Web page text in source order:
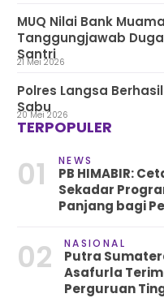
MUQ Nilai Bank
Tanggungjawab
Santri
21 Mei 2026
Polres Langsa
Sabu20 Mei 2026
TERPOPULER
01 NEWS
PB HIMABIR:
Sekadar
Panjang bagi
02 NASIONAL
Putra
Asafurla
Perguruan